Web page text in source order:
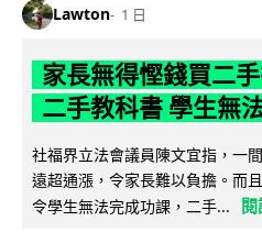
Lawton 1 日
家長無得慳錢買二
二手教科書 學生無
社福界立法會議員陳文宜指，一
遠超通漲，令家長難以負擔。而
令學生無法完成功課，二手...